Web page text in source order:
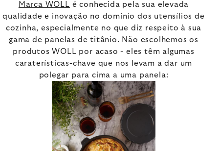
Marca WOLL é conhecida pela sua elevada
qualidade e inovação no domínio dos utensílios de
cozinha, especialmente no que diz respeito à sua
gama de panelas de titânio. Não escolhemos os
produtos WOLL por acaso - eles têm algumas
caraterísticas-chave que nos levam a dar um
polegar para cima a uma panela: